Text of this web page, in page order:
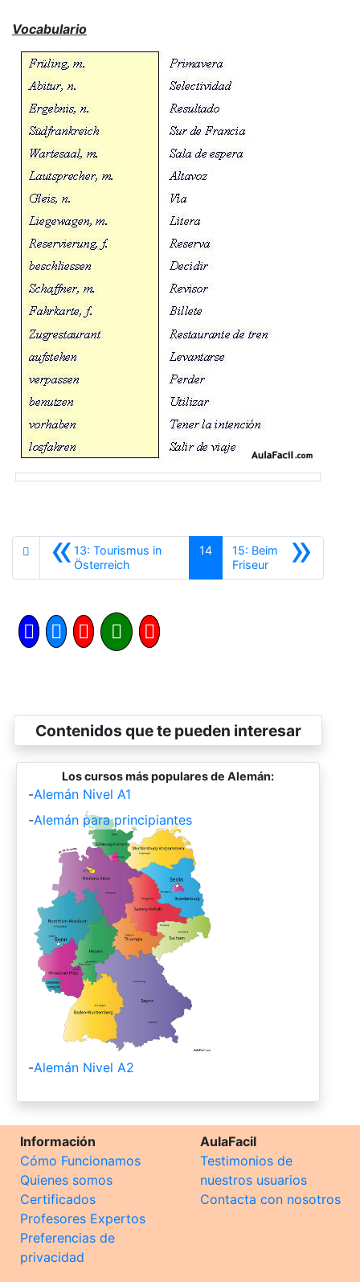
Vocabulario
«13: Tourismus in
Österreich
14 »
15: Beim
FriseurSiguiente
Contenidos que te pueden interesar
Los cursos más populares de Alemán:
-Alemán Nivel A1
-Alemán para principiantes
-Alemán Nivel A2
Información
Cómo Funcionamos
Quienes somos
Certificados
Profesores Expertos
Preferencias de
privacidad
AulaFacil
Testimonios de
nuestros usuarios
Contacta con nosotros